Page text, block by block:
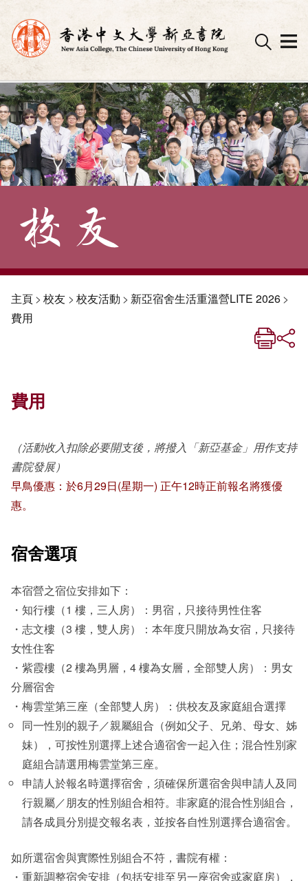
Skip
to
content
主頁> 校友 > 校友活動 > 新亞宿舍生活重溫營LITE 2026>
費用
費用
（活動收入扣除必要開支後，將撥入「新亞基金」用作支持
書院發展）
早鳥優惠：於6月29日(星期一) 正午12時正前報名將獲優
惠。
宿舍選項
本宿營之宿位安排如下：
・知行樓（1 樓，三人房）：男宿，只接待男性住客
・志文樓（3 樓，雙人房）：本年度只開放為女宿，只接待
女性住客
・紫霞樓（2 樓為男層，4 樓為女層，全部雙人房）：男女
分層宿舍
・梅雲堂第三座（全部雙人房）：供校友及家庭組合選擇
同一性別的親子／親屬組合（例如父子、兄弟、母女、姊
妹），可按性別選擇上述合適宿舍一起入住；混合性別家
庭組合請選用梅雲堂第三座。
申請人於報名時選擇宿舍，須確保所選宿舍與申請人及同
行親屬／朋友的性別組合相符。非家庭的混合性別組合，
請各成員分別提交報名表，並按各自性別選擇合適宿舍。
如所選宿舍與實際性別組合不符，書院有權：
・重新調整宿舍安排（包括安排至另一座宿舍或家庭房），